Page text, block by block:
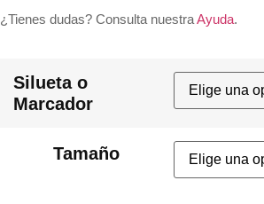
¿Tienes dudas? Consulta nuestraAyuda.
Silueta o
Marcador
Tamaño